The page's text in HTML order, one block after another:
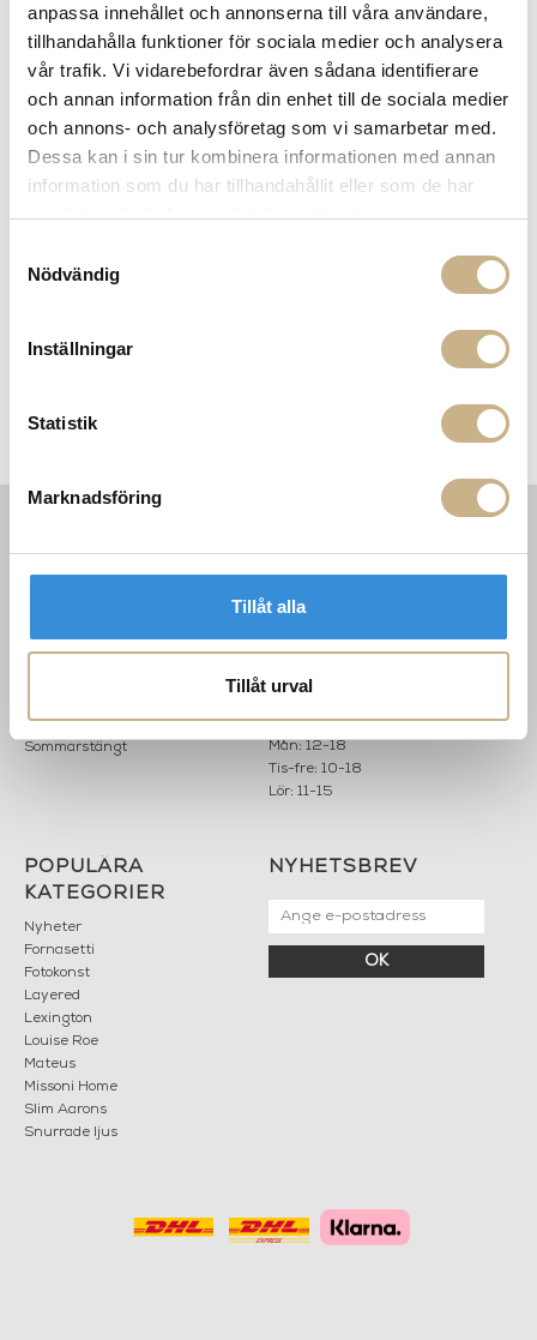
anpassa innehållet och annonserna till våra användare,
tillhandahålla funktioner för sociala medier och analysera
vår trafik. Vi vidarebefordrar även sådana identifierare
och annan information från din enhet till de sociala medier
och annons- och analysföretag som vi samarbetar med.
Dessa kan i sin tur kombinera informationen med annan
information som du har tillhandahållit eller som de har
samlat in när du har använt deras tjänster.
Nödvändig
Inställningar
Statistik
Marknadsföring
Tillåt alla
Tillåt urval
BESKRIVNING
PRODUKTVARIANTER
Tyg metervara - Prati Tyg metervara - Jon
INFORMATION
Kontakta oss
Sommarstängt
KONTAKT
LILLA BROGATAN 9
503 30 BORÅS
033 10 75 76
Mån: 12-18
Tis-fre: 10-18
Lör: 11-15
POPULÄRA
KATEGORIER
Nyheter
Fornasetti
Fotokonst
Layered
Lexington
Louise Roe
Mateus
Missoni Home
Slim Aarons
Snurrade ljus
NYHETSBREV
OK